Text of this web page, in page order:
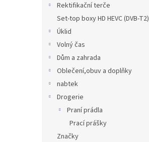
Rektifikační terče
Set-top boxy HD HEVC (DVB-T2)
Úklid
Volný čas
Dům a zahrada
Oblečení,obuv a doplňky
nabtek
Drogerie
Praní prádla
Prací prášky
Značky